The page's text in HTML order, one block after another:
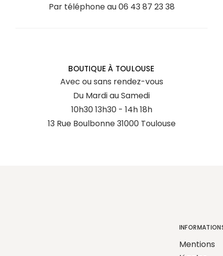
Par téléphone au06 43 87 23 38
BOUTIQUE À TOULOUSE
Avec ou sans rendez-vous
Du Mardi au Samedi
10h30 13h30 - 14h 18h
13 Rue Boulbonne 31000 Toulouse
Mentions